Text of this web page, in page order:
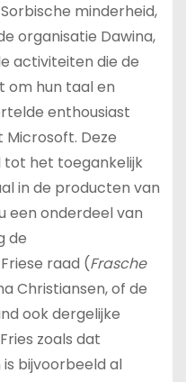
minderheid,
organisatie Dawina,
activiteiten die de
om hun taal en
enthousiast
Deze
tot het toegankelijk
in de producten van
een onderdeel van
de
raad (Frasche
Christiansen, of de
ook dergelijke
zoals dat
bijvoorbeeld al